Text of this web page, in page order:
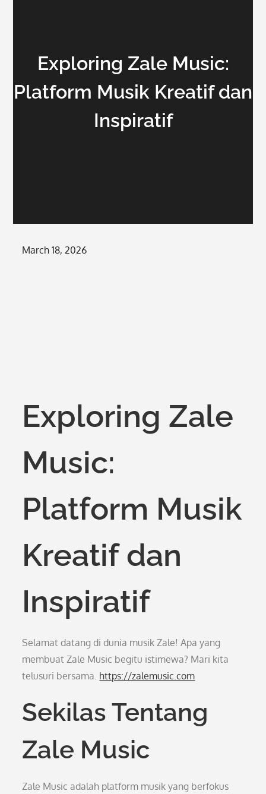
Exploring Zale Music:
Platform Musik Kreatif dan
Inspiratif
Posted
March 18, 2026
Exploring Zale
Music:
Platform Musik
Kreatif dan
Inspiratif
Selamat datang di dunia musik Zale! Apa yang
membuat Zale Music begitu istimewa? Mari kita
telusuri bersama. https://zalemusic.com
Sekilas Tentang
Zale Music
Zale Music adalah platform musik yang berfokus